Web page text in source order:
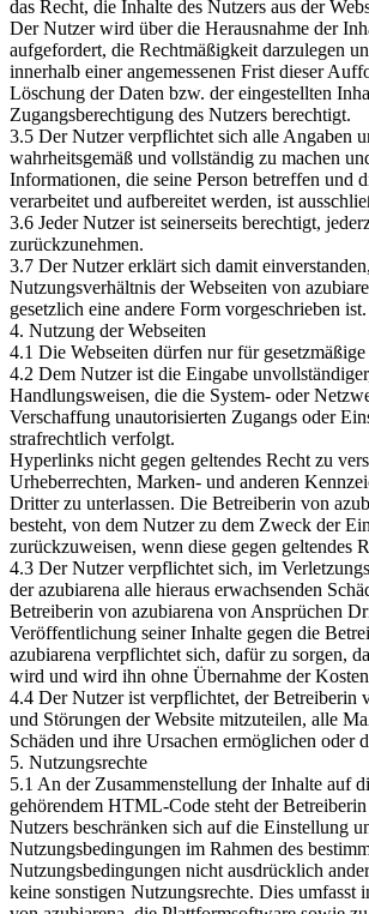
das Recht, die Inhalte des Nutzers aus der
Der Nutzer wird über die Herausnahme der
aufgefordert, die Rechtmäßigkeit darzulegen
innerhalb einer angemessenen Frist dieser
Löschung der Daten bzw. der eingestellten
Zugangsberechtigung des Nutzers berechtigt.
3.5 Der Nutzer verpflichtet sich alle Angaben
wahrheitsgemäß und vollständig zu machen
Informationen, die seine Person betreffen und
verarbeitet und aufbereitet werden, ist
3.6 Jeder Nutzer ist seinerseits berechtigt,
zurückzunehmen.
3.7 Der Nutzer erklärt sich damit
Nutzungsverhältnis der Webseiten von
gesetzlich eine andere Form vorgeschrieben ist.
4. Nutzung der Webseiten
4.1 Die Webseiten dürfen nur für
4.2 Dem Nutzer ist die Eingabe
Handlungsweisen, die die System- oder
Verschaffung unautorisierten Zugangs oder
strafrechtlich verfolgt.
Hyperlinks nicht gegen geltendes Recht zu
Urheberrechten, Marken- und anderen
Dritter zu unterlassen. Die Betreiberin von
besteht, von dem Nutzer zu dem Zweck der
zurückzuweisen, wenn diese gegen geltendes
4.3 Der Nutzer verpflichtet sich, im
der azubiarena alle hieraus erwachsenden
Betreiberin von azubiarena von Ansprüchen
Veröffentlichung seiner Inhalte gegen die
azubiarena verpflichtet sich, dafür zu sorgen,
wird und wird ihn ohne Übernahme der
4.4 Der Nutzer ist verpflichtet, der Betreiberin
und Störungen der Website mitzuteilen, alle
Schäden und ihre Ursachen ermöglichen oder
5. Nutzungsrechte
5.1 An der Zusammenstellung der Inhalte auf
gehörendem HTML-Code steht der
Nutzers beschränken sich auf die Einstellung
Nutzungsbedingungen im Rahmen des
Nutzungsbedingungen nicht ausdrücklich
keine sonstigen Nutzungsrechte. Dies umfasst